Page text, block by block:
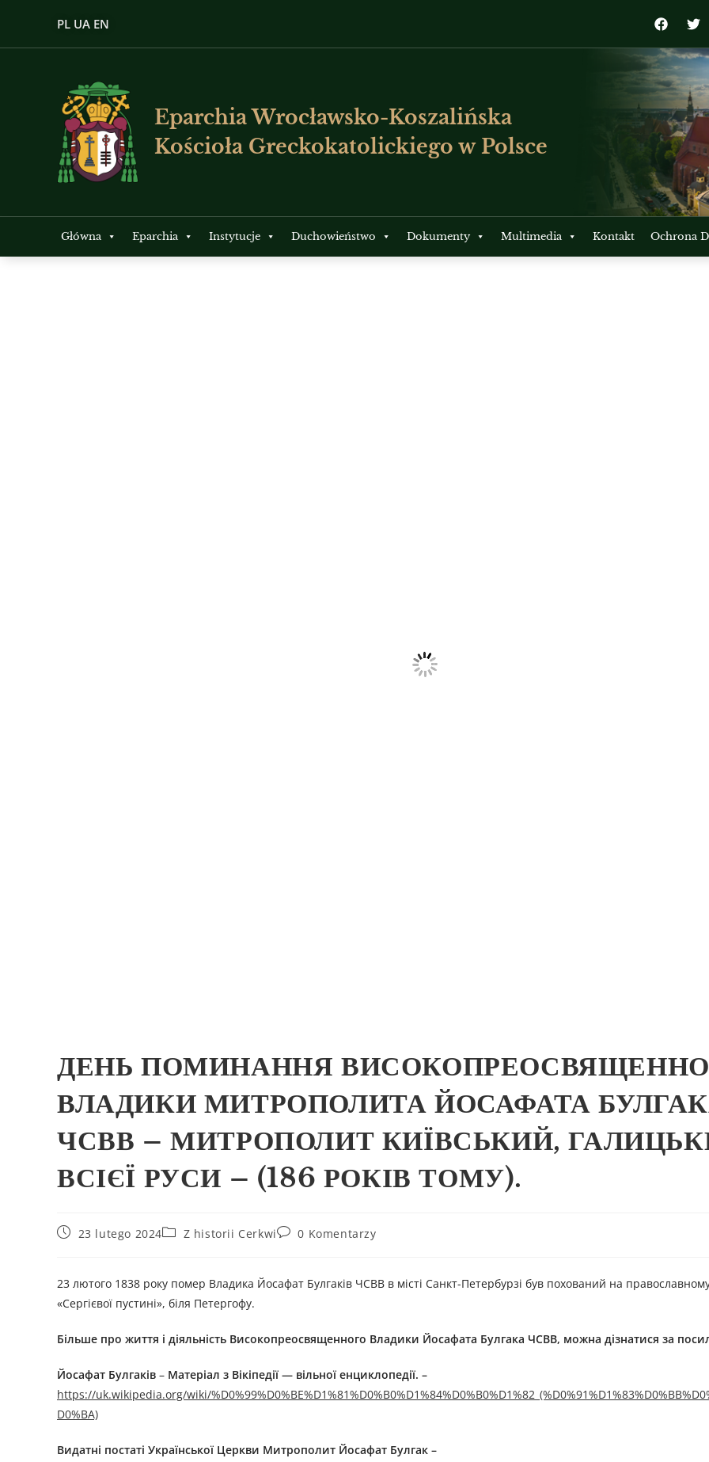
PL UA EN
Eparchia Wrocławsko-Koszalińska
Kościoła Greckokatolickiego w Polsce
Główna Eparchia Instytucje Duchowieństwo Dokumenty Multimedia Kontakt Ochrona
ДЕНЬ ПОМИНАННЯ
ВЛАДИКИ МИТРОПОЛИТА ЙОСАФАТА
ЧСВВ – МИТРОПОЛИТ КИЇВСЬКИЙ,
ВСІЄЇ РУСИ – (186 РОКІВ ТОМУ).
23 lutego 2024 Z historii Cerkwi 0 Komentarzy
23 лютого 1838 року помер Владика Йосафат Булгаків ЧСВВ в місті Санкт-Петербурзі був похований на
«Сергієвої пустині», біля Петергофу.
Більше про життя і діяльність Високопреосвященного Владики Йосафата Булгака ЧСВВ, можна дізнатися за
Йосафат Булгаків – Матеріал з Вікіпедії — вільної енциклопедії. –
https://uk.wikipedia.org/wiki/
D0%BA)
Видатні постаті Української Церкви Митрополит Йосафат Булгак –